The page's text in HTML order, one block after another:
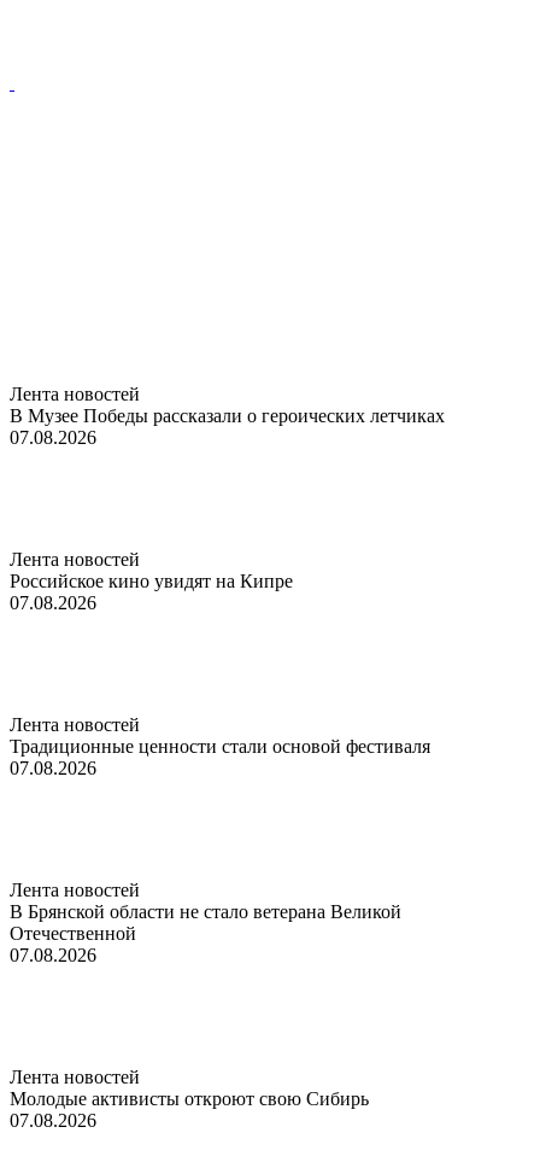
Лента новостей
В Музее Победы рассказали о героических летчиках
07.08.2026
Лента новостей
Российское кино увидят на Кипре
07.08.2026
Лента новостей
Традиционные ценности стали основой фестиваля
07.08.2026
Лента новостей
В Брянской области не стало ветерана Великой
Отечественной
07.08.2026
Лента новостей
Молодые активисты откроют свою Сибирь
07.08.2026